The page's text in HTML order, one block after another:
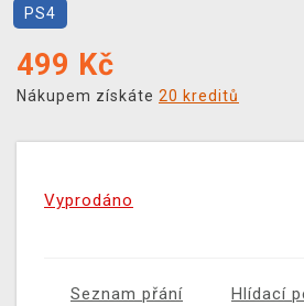
PS4
499 Kč
Nákupem získáte 20 kreditů
Vyprodáno
Seznam přání Hlídací